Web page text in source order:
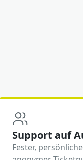
Support auf
Fester,